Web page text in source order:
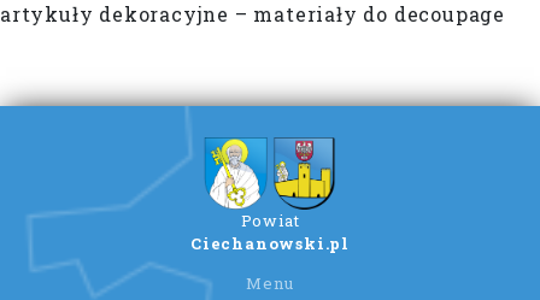
artykuły dekoracyjne – materiały do decoupage
Powiat
Ciechanowski.pl
Menu